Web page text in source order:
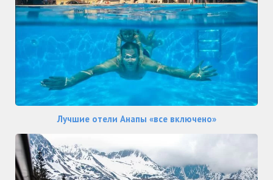
Лучшие отели Анапы «все включено»